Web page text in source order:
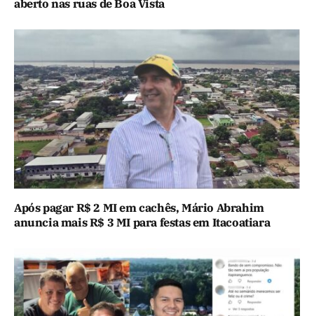
aberto nas ruas de Boa Vista
Após pagar R$ 2 MI em cachês, Mário Abrahim
anuncia mais R$ 3 MI para festas em Itacoatiara